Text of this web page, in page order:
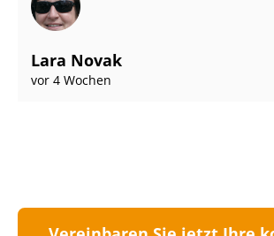
Lara Novak
vor 4 Wochen